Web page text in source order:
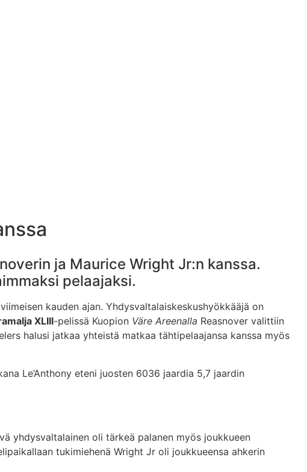
ja Maurice Wright Jr:n kanssa.
pelaajaksi.
kauden ajan. Yhdysvaltalaiskeskushyökkääjä on
XLIII-pelissä Kuopion Väre Areenalla Reasnover valittiin
halusi jatkaa yhteistä matkaa tähtipelaajansa kanssa myös
Le’Anthony eteni juosten 6036 jaardia 5,7 jaardin
yhdysvaltalainen oli tärkeä palanen myös joukkueen
tukimiehenä Wright Jr oli joukkueensa ahkerin